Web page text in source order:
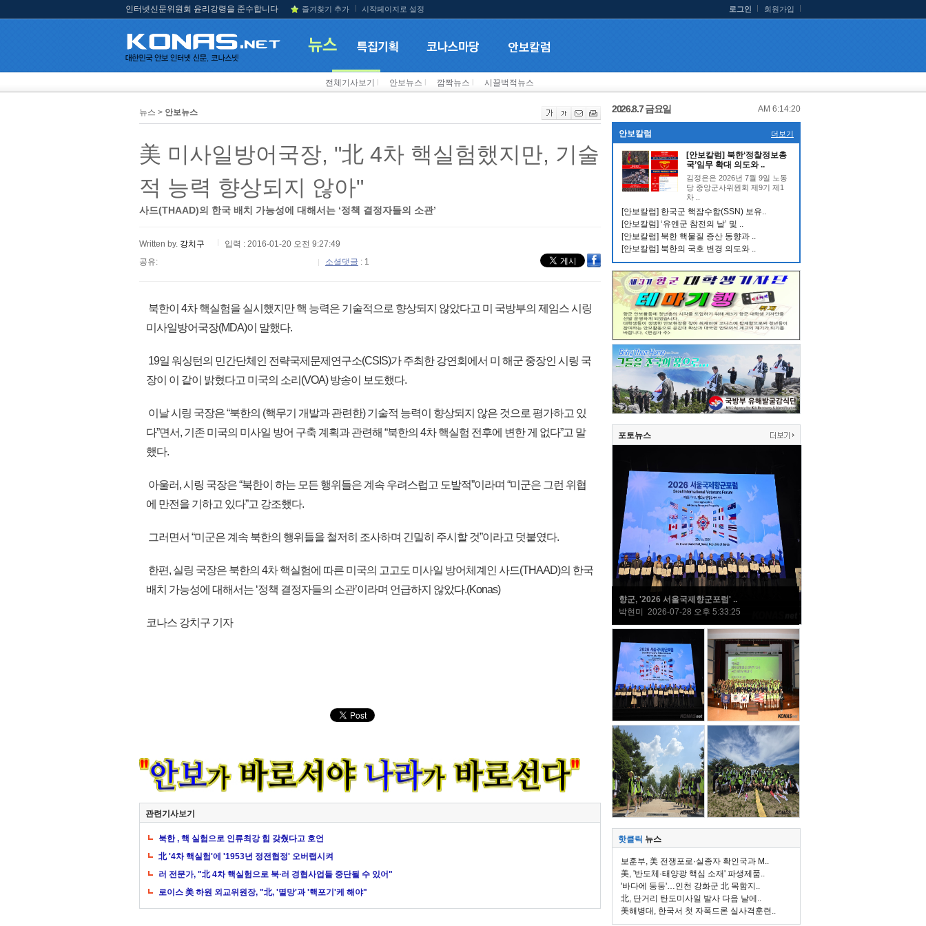
인터넷신문위원회 윤리강령을 준수합니다 즐겨찾기 추가 시작페이지로 설정 로그인 회원가입
전체기사보기 안보뉴스 깜짝뉴스 시끌벅적뉴스
뉴스 > 안보뉴스
美 미사일방어국장, "北 4차 핵실험했지만, 기술
적 능력 향상되지 않아"
사드(THAAD)의 한국 배치 가능성에 대해서는 ‘정책 결정자들의 소관’
Written by. 강치구
입력 : 2016-01-20 오전 9:27:49
공유:
소셜댓글 : 1
북한이 4차 핵실험을 실시했지만 핵 능력은 기술적으로 향상되지 않았다고 미 국방부의 제임스 시링
미사일방어국장(MDA)이 말했다.
19일 워싱턴의 민간단체인 전략국제문제연구소(CSIS)가 주최한 강연회에서 미 해군 중장인 시링 국
장이 이 같이 밝혔다고 미국의 소리(VOA) 방송이 보도했다.
이날 시링 국장은 “북한의 (핵무기 개발과 관련한) 기술적 능력이 향상되지 않은 것으로 평가하고 있
다”면서, 기존 미국의 미사일 방어 구축 계획과 관련해 “북한의 4차 핵실험 전후에 변한 게 없다”고 말
했다.
아울러, 시링 국장은 “북한이 하는 모든 행위들은 계속 우려스럽고 도발적”이라며 “미군은 그런 위협
에 만전을 기하고 있다”고 강조했다.
그러면서 “미군은 계속 북한의 행위들을 철저히 조사하며 긴밀히 주시할 것”이라고 덧붙였다.
한편, 실링 국장은 북한의 4차 핵실험에 따른 미국의 고고도 미사일 방어체계인 사드(THAAD)의 한국
배치 가능성에 대해서는 ‘정책 결정자들의 소관’이라며 언급하지 않았다.(Konas)
코나스 강치구 기자
관련기사보기
북한 , 핵 실험으로 인류최강 힘 갖췄다고 호언
北 '4차 핵실험'에 '1953년 정전협정' 오버랩시켜
러 전문가, "北 4차 핵실험으로 북∙러 경협사업들 중단될 수 있어"
로이스 美 하원 외교위원장, "北, '멸망'과 '핵포기'케 해야"
2026.8.7 금요일 AM 6:14:21
안보칼럼 더보기
[안보칼럼] 북한‘정찰정보총
국’임무 확대 의도와 ..
김정은은 2026년 7월 9일 노동
당 중앙군사위원회 제9기 제1
차 ..
[안보칼럼] 한국군 핵잠수함(SSN) 보유..
[안보칼럼] ‘유엔군 참전의 날’ 및 ..
[안보칼럼] 북한 핵물질 증산 동향과 ..
[안보칼럼] 북한의 국호 변경 의도와 ..
포토뉴스
향군, '2026 서울국제향군포럼' ..
박현미 2026-07-28 오후 5:33:25
핫클릭 뉴스
보훈부, 美 전쟁포로·실종자 확인국과 M..
美, '반도체·태양광 핵심 소재' 파생제품..
'바다에 둥둥'…인천 강화군 北 목함지..
北, 단거리 탄도미사일 발사 다음 날에..
美해병대, 한국서 첫 자폭드론 실사격훈련..